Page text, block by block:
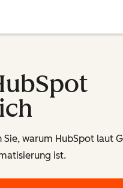
warum HubSpot laut
ist.